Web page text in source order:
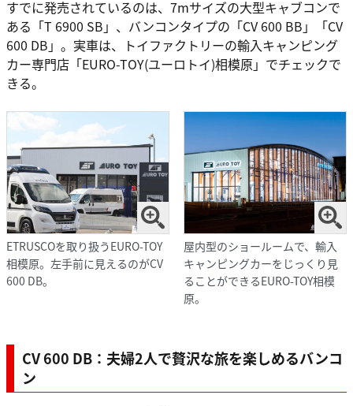
すでに発売されているのは、7mサイズの大型キャブコンで
ある「T 6900 SB」、バンコンタイプの「CV 600 BB」「CV
600 DB」。実車は、トイファクトリーの輸入キャンピング
カー専門店「EURO-TOY(ユーロトイ)相模原」でチェックで
きる。
ETRUSCOを取り扱うEURO-TOY
相模原。左手前に見えるのがCV
600 DB。
屋内型のショールームで、輸入
キャンピングカーをじっくり見
ることができるEURO-TOY相模
原。
CV 600 DB：夫婦2人で贅沢な旅を楽しめるバンコ
ン